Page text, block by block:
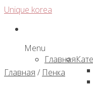
Skip
content
Unique korea
Menu
Главная
Главная / Пенка